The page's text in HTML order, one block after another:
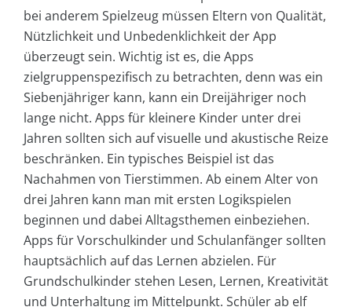
bei anderem Spielzeug müssen Eltern von Qualität,
Nützlichkeit und Unbedenklichkeit der App
überzeugt sein. Wichtig ist es, die Apps
zielgruppenspezifisch zu betrachten, denn was ein
Siebenjähriger kann, kann ein Dreijähriger noch
lange nicht. Apps für kleinere Kinder unter drei
Jahren sollten sich auf visuelle und akustische Reize
beschränken. Ein typisches Beispiel ist das
Nachahmen von Tierstimmen. Ab einem Alter von
drei Jahren kann man mit ersten Logikspielen
beginnen und dabei Alltagsthemen einbeziehen.
Apps für Vorschulkinder und Schulanfänger sollten
hauptsächlich auf das Lernen abzielen. Für
Grundschulkinder stehen Lesen, Lernen, Kreativität
und Unterhaltung im Mittelpunkt. Schüler ab elf